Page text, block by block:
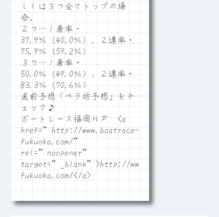
しくは３つ全てトップの場
合。
２つ…１着率・
37.9％（40.0％）、２連率・
75.9％（59.2％）
３つ…１着率・
50.0％（49.0％）、２連率・
83.3％（70.6％）
直前予想「ペラ坊予想」をチ
ェック♪
ボートレース福岡ＨＰ <a
href=”http://www.boatrace-
fukuoka.com/”
rel=”noopener”
target=”_blank”>http://www.boatrace-
fukuoka.com/</a>